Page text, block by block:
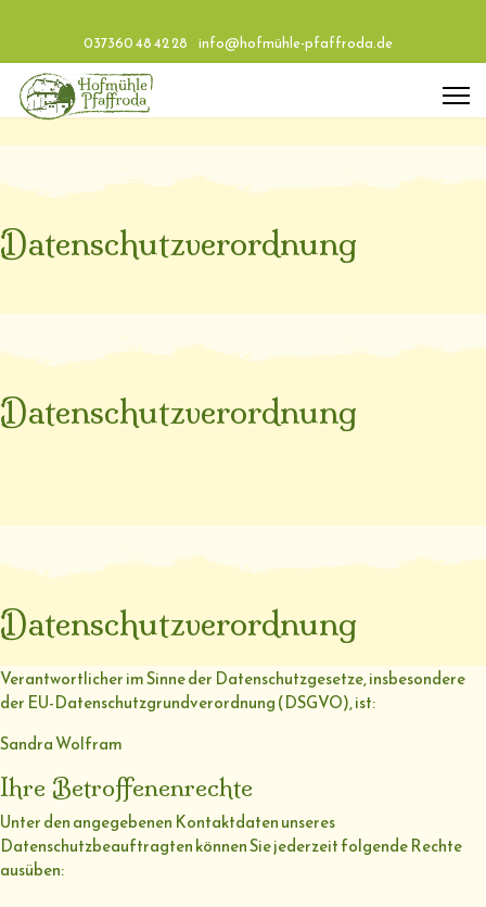
037360 48 42 28 info@hofmühle-pfaffroda.de
Datenschutzverordnung
Datenschutzverordnung
Datenschutzverordnung
Verantwortlicher im Sinne der Datenschutzgesetze, insbesondere
der EU-Datenschutzgrundverordnung (DSGVO), ist:
Sandra Wolfram
Ihre Betroffenenrechte
Unter den angegebenen Kontaktdaten unseres
Datenschutzbeauftragten können Sie jederzeit folgende Rechte
ausüben: